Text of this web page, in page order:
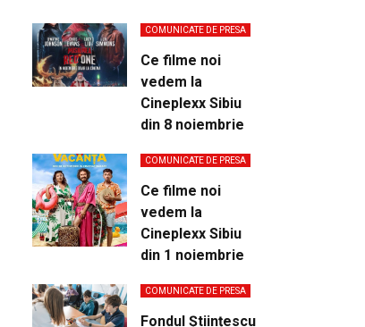
COMUNICATE DE PRESA
Ce filme noi
vedem la
Cineplexx Sibiu
din 8 noiembrie
COMUNICATE DE PRESA
Ce filme noi
vedem la
Cineplexx Sibiu
din 1 noiembrie
COMUNICATE DE PRESA
Fondul Științescu